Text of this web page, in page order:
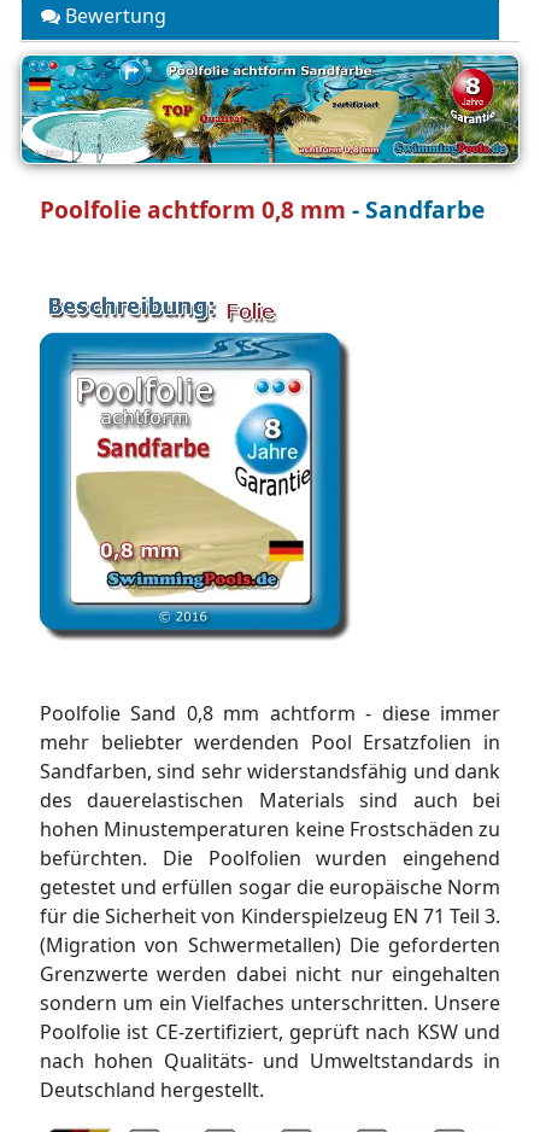
Bewertung
Poolfolie achtform 0,8 mm - Sandfarbe
Poolfolie Sand 0,8 mm achtform - diese immer
mehr beliebter werdenden Pool Ersatzfolien in
Sandfarben, sind sehr widerstandsfähig und dank
des dauerelastischen Materials sind auch bei
hohen Minustemperaturen keine Frostschäden zu
befürchten. Die Poolfolien wurden eingehend
getestet und erfüllen sogar die europäische Norm
für die Sicherheit von Kinderspielzeug EN 71 Teil 3.
(Migration von Schwermetallen) Die geforderten
Grenzwerte werden dabei nicht nur eingehalten
sondern um ein Vielfaches unterschritten. Unsere
Poolfolie ist CE-zertifiziert, geprüft nach KSW und
nach hohen Qualitäts- und Umweltstandards in
Deutschland hergestellt.